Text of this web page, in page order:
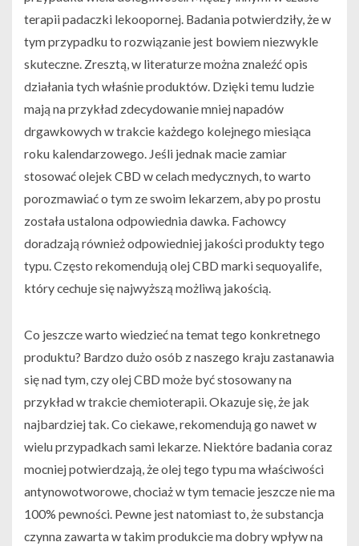
terapii padaczki lekoopornej. Badania potwierdziły, że w
tym przypadku to rozwiązanie jest bowiem niezwykle
skuteczne. Zresztą, w literaturze można znaleźć opis
działania tych właśnie produktów. Dzięki temu ludzie
mają na przykład zdecydowanie mniej napadów
drgawkowych w trakcie każdego kolejnego miesiąca
roku kalendarzowego. Jeśli jednak macie zamiar
stosować olejek CBD w celach medycznych, to warto
porozmawiać o tym ze swoim lekarzem, aby po prostu
została ustalona odpowiednia dawka. Fachowcy
doradzają również odpowiedniej jakości produkty tego
typu. Często rekomendują olej CBD marki sequoyalife,
który cechuje się najwyższą możliwą jakością.
Co jeszcze warto wiedzieć na temat tego konkretnego
produktu? Bardzo dużo osób z naszego kraju zastanawia
się nad tym, czy olej CBD może być stosowany na
przykład w trakcie chemioterapii. Okazuje się, że jak
najbardziej tak. Co ciekawe, rekomendują go nawet w
wielu przypadkach sami lekarze. Niektóre badania coraz
mocniej potwierdzają, że olej tego typu ma właściwości
antynowotworowe, chociaż w tym temacie jeszcze nie ma
100% pewności. Pewne jest natomiast to, że substancja
czynna zawarta w takim produkcie ma dobry wpływ na